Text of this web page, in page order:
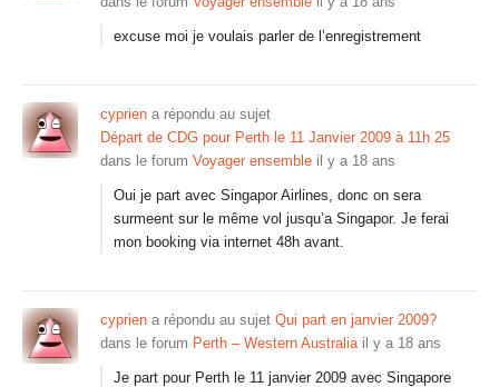
excuse moi je voulais parler de l’enregistrement
cyprien a répondu au sujet
Départ de CDG pour Perth le 11 Janvier 2009 à 11h 25
dans le forum Voyager ensemble il y a 18 ans
Oui je part avec Singapor Airlines, donc on sera
surmeent sur le même vol jusqu’a Singapor. Je ferai
mon booking via internet 48h avant.
cyprien a répondu au sujet Qui part en janvier 2009?
dans le forum Perth – Western Australia il y a 18 ans
Je part pour Perth le 11 janvier 2009 avec Singapore